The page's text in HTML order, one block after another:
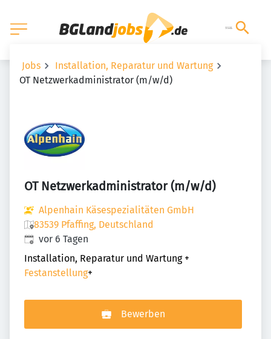
Jobs
Installation, Reparatur und Wartung
OT Netzwerkadministrator (m/w/d)
OT Netzwerkadministrator (m/w/d)
Alpenhain Käsespezialitäten GmbH
83539 Pfaffing, Deutschland
Veröffentlicht:
vor 6 Tagen
Installation, Reparatur und Wartung +
Festanstellung+
Bewerben